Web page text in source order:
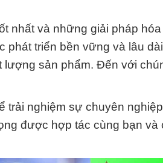
nhất và những giải pháp
phát triển bền vững và lâu
lượng sản phẩm. Đến với
trải nghiệm sự chuyên
được hợp tác cùng bạn và